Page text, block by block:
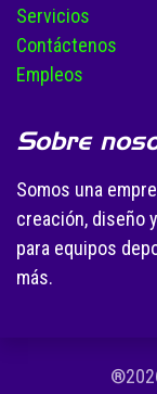
Servicios
Contáctenos
Empleos
Sobre
Somos una
creación, diseño
para equipos
más.